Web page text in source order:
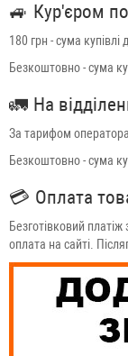
🚙 Кур'єром
180 грн - сума купівлі
Безкоштовно - сума
🚛 На
За тарифом
Безкоштовно - сума
💳 Оплата
Безготівковий
оплата на сайті.